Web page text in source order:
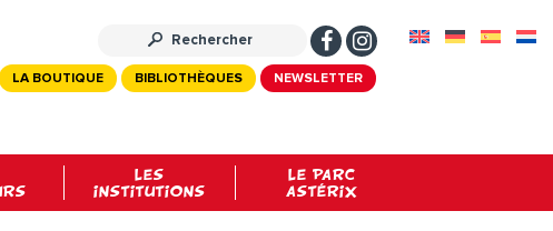
NEWSLETTER
BIBLIOTHÈQUES
LA BOUTIQUE
LES
INSTITUTIONS
LE PARC
ASTÉRIX